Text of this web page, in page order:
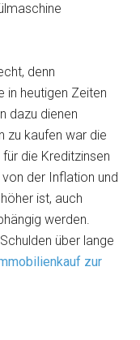
denn
in heutigen Zeiten
dazu dienen
zu kaufen war die
die Kreditzinsen
der Inflation und
ist, auch
werden.
über lange
zur